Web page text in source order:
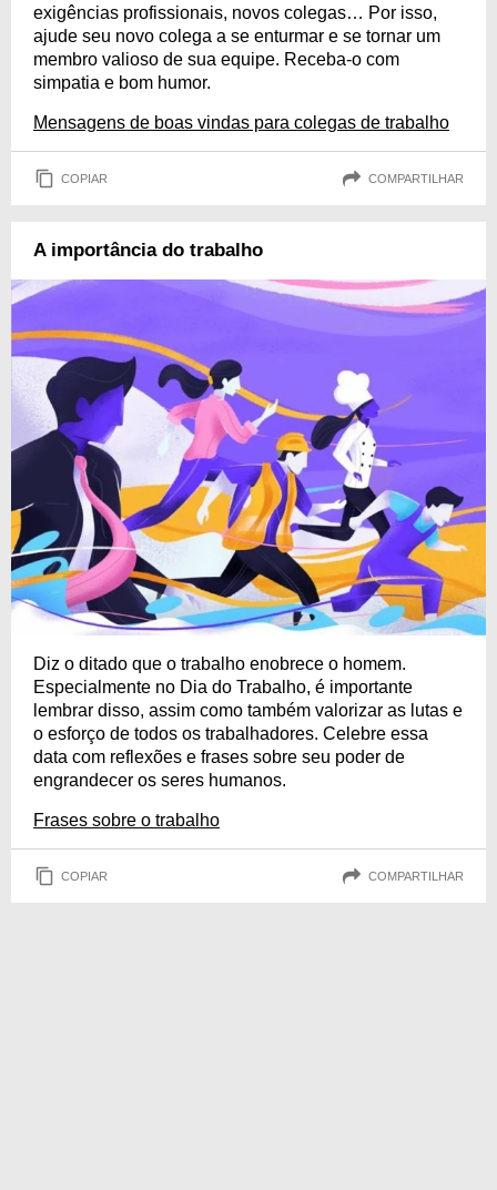
exigências profissionais, novos colegas… Por isso,
ajude seu novo colega a se enturmar e se tornar um
membro valioso de sua equipe. Receba-o com
simpatia e bom humor.
Mensagens de boas vindas para colegas de trabalho
COPIAR COMPARTILHAR
A importância do trabalho
Diz o ditado que o trabalho enobrece o homem.
Especialmente no Dia do Trabalho, é importante
lembrar disso, assim como também valorizar as lutas e
o esforço de todos os trabalhadores. Celebre essa
data com reflexões e frases sobre seu poder de
engrandecer os seres humanos.
Frases sobre o trabalho
COPIAR COMPARTILHAR